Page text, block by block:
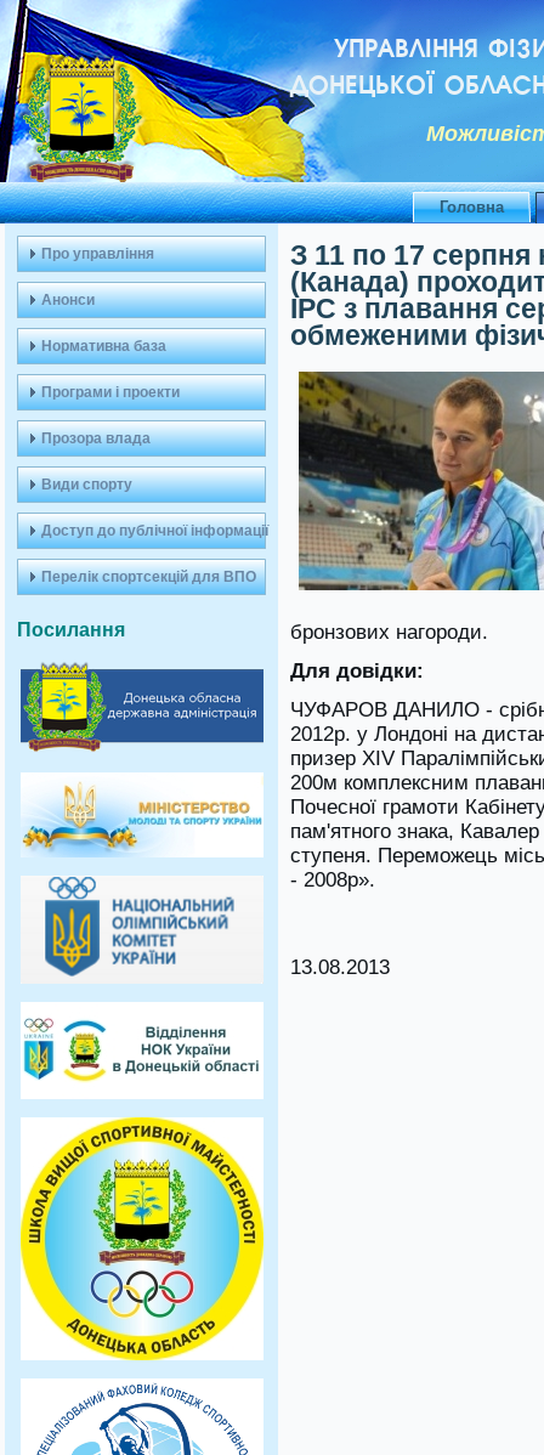
УПРАВЛІННЯ
ДОНЕЦЬКОЇ
Головна
Про управління
Анонси
Нормативна база
Програми і проекти
Прозора влада
Види спорту
Доступ до публічної інформації
Перелік спортсекцій для ВПО
Посилання
З 11 по 17 серпня
(Канада)
IPC з плавання
обмеженими
бронзових нагороди.
Для довідки:
ЧУФАРОВ ДАНИЛО -
2012р. у Лондоні на
призер XIV
200м комплексним
Почесної грамоти
пам'ятного знака, Кавалер
ступеня. Переможець
- 2008р».
13.08.2013